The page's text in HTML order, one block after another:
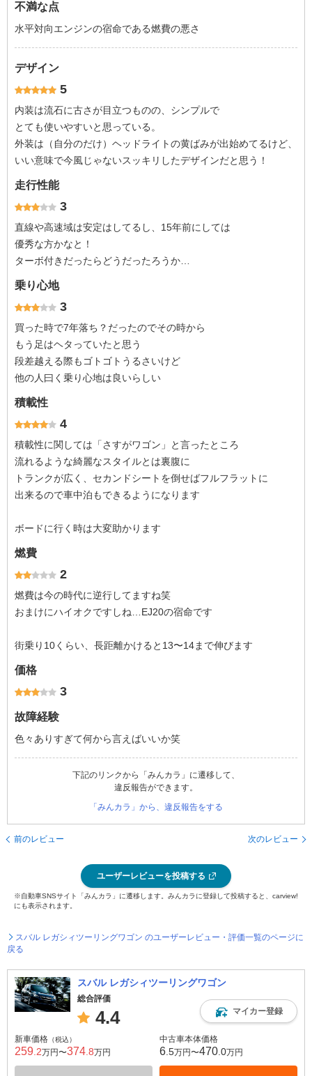
不満な点
水平対向エンジンの宿命である燃費の悪さ
デザイン
5
内装は流石に古さが目立つものの、シンプルで
とても使いやすいと思っている。
外装は（自分のだけ）ヘッドライトの黄ばみが出始めてるけど、
いい意味で今風じゃないスッキリしたデザインだと思う！
走行性能
3
直線や高速域は安定はしてるし、15年前にしては
優秀な方かなと！
ターボ付きだったらどうだったろうか…
乗り心地
3
買った時で7年落ち？だったのでその時から
もう足はヘタっていたと思う
段差越える際もゴトゴトうるさいけど
他の人曰く乗り心地は良いらしい
積載性
4
積載性に関しては「さすがワゴン」と言ったところ
流れるような綺麗なスタイルとは裏腹に
トランクが広く、セカンドシートを倒せばフルフラットに
出来るので車中泊もできるようになります
ボードに行く時は大変助かります
燃費
2
燃費は今の時代に逆行してますね笑
おまけにハイオクですしね…EJ20の宿命です
街乗り10くらい、長距離かけると13〜14まで伸びます
価格
3
故障経験
色々ありすぎて何から言えばいいか笑
下記のリンクから「みんカラ」に遷移して、
違反報告ができます。
「みんカラ」から、違反報告をする
前のレビュー 次のレビュー
ユーザーレビューを投稿する
※自動車SNSサイト「みんカラ」に遷移します。みんカラに登録して投稿すると、carview!
にも表示されます。
スバル レガシィツーリングワゴン のユーザーレビュー・評価一覧のページに
戻る
スバル レガシィツーリングワゴン
総合評価
4.4 マイカー登録
新車価格 （税込）
259 .2万円〜374 .8万円
中古車本体価格
6 .5万円〜470 .0万円